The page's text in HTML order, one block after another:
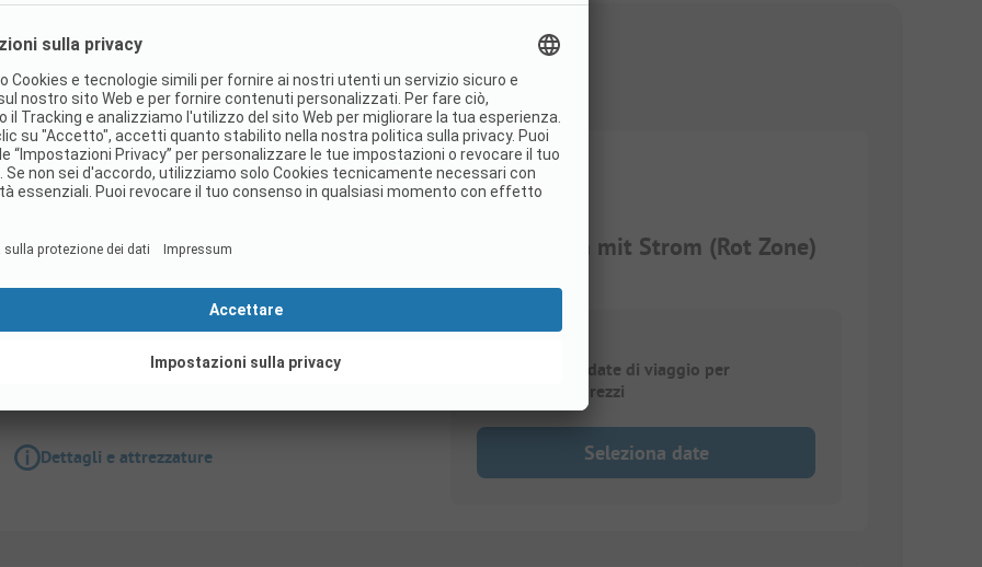
Camping Stellplatz Wohnwagen/Wohnmobil 80-100 qm mit Strom (Rot Zone)
Piazzola
Dettagli e attrezzature
Selezionare le date di viaggio per
confrontare i prezzi
Seleziona date